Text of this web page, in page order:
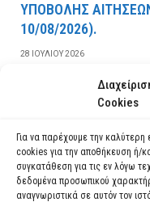
Cookies
Για να παρέχουμε την καλύτερη
cookies για την αποθήκευση ή/
συγκατάθεση για τις εν λόγω
δεδομένα προσωπικού
αναγνωριστικά σε αυτόν τον
YΠOBOΛHΣ
10/08/2026).
28 ΙΟΥΛΊΟΥ 2026
ΔΙΑΒΆΣΤΕ ΠΕΡΙΣΣΌΤΕΡΑ